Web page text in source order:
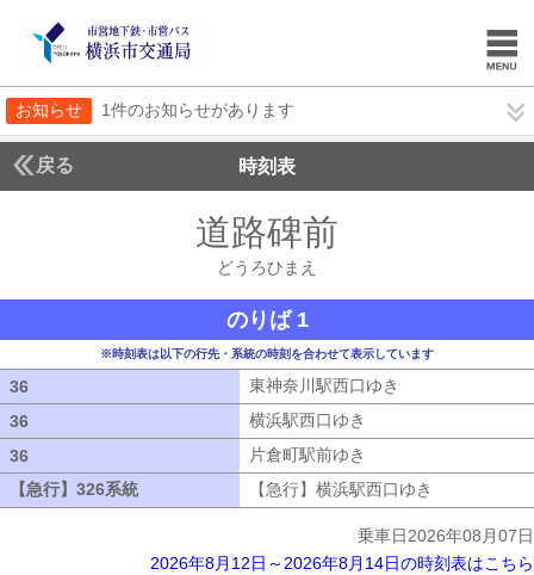
お知らせ 1件のお知らせがあります
戻る 時刻表
道路碑前
どうろひまえ
のりば 1
※時刻表は以下の行先・系統の時刻を合わせて表示しています
36 東神奈川駅西口ゆき
36
横浜駅西口ゆき
36
片倉町駅前ゆき
【急行】326系統 【急行】326系統【急行】横浜駅西口ゆき
乗車日2026年08月07日
2026年8月12日～2026年8月14日の時刻表はこちら